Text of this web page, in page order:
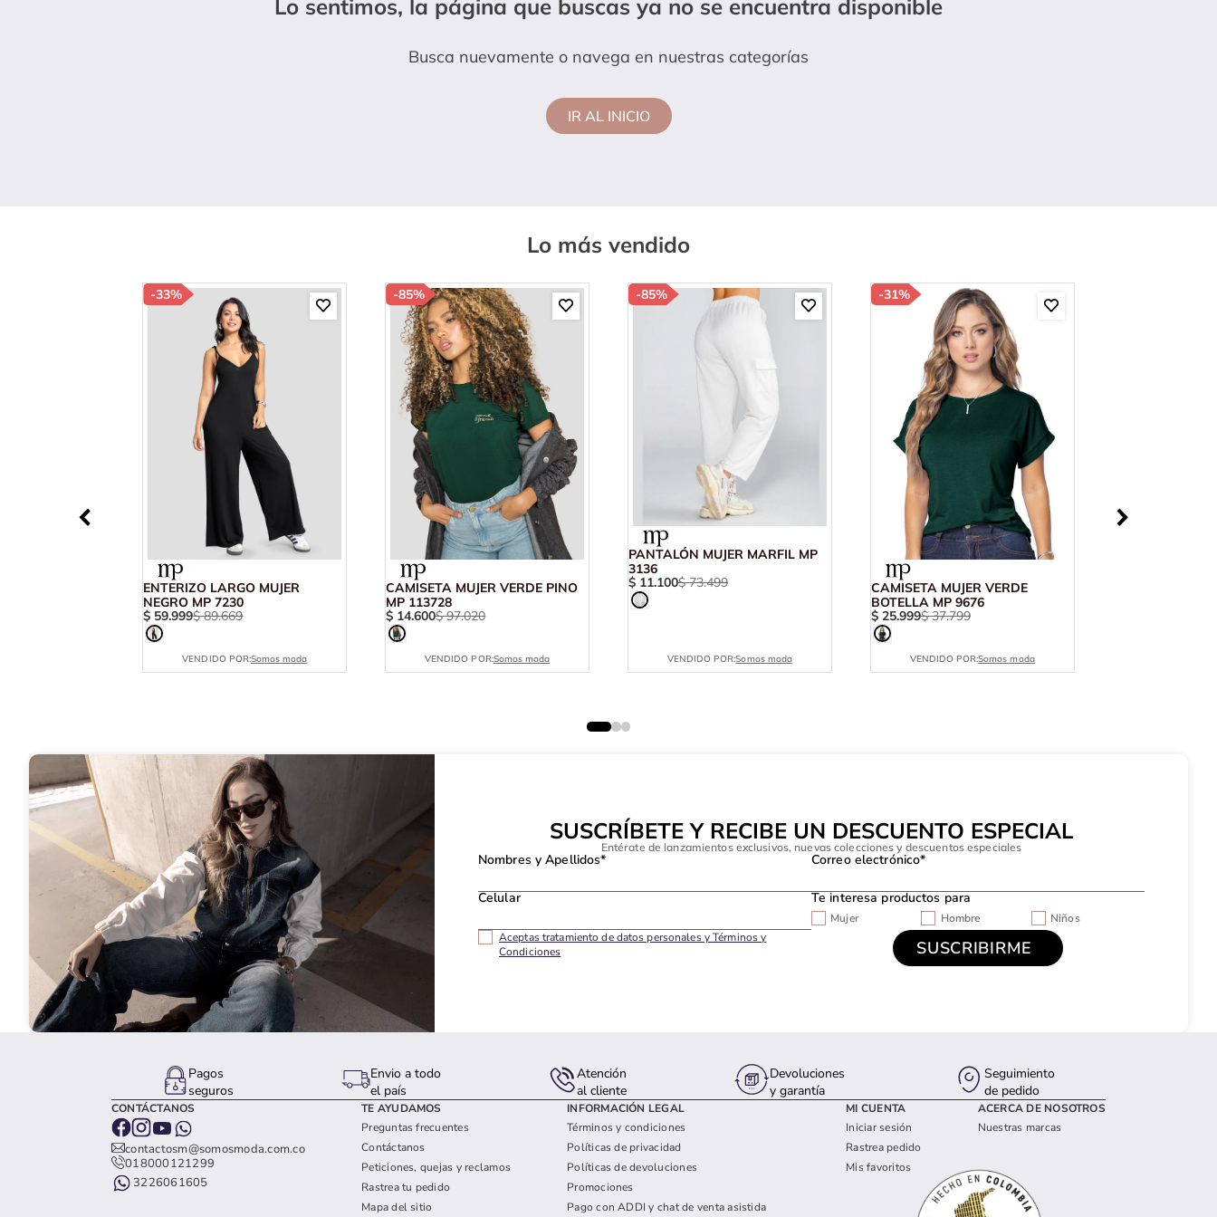
Lo sentimos, la página que buscas ya no se encuentra disponible
Busca nuevamente o navega en nuestras categorías
IR AL INICIO
Lo más vendido
-33%
ENTERIZO LARGO MUJER
NEGRO MP 7230
$ 59.999$ 89.669
VENDIDO POR:Somos moda
-85%
CAMISETA MUJER VERDE PINO
MP 113728
$ 14.600$ 97.020
VENDIDO POR:Somos moda
-85%
PANTALÓN MUJER MARFIL MP
3136
$ 11.100$ 73.499
VENDIDO POR:Somos moda
-31%
CAMISETA MUJER VERDE
BOTELLA MP 9676
$ 25.999$ 37.799
VENDIDO POR:Somos moda
SUSCRÍBETE Y RECIBE UN DESCUENTO ESPECIAL
Entérate de lanzamientos exclusivos, nuevas colecciones y descuentos especiales
Nombres y Apellidos* Correo electrónico*
Celular Te interesa productos para
Mujer Hombre
Niños
Aceptas tratamiento de datos personales y Términos y
Condiciones
Pagos
seguros
Envio a todo
el país
Atención
al cliente
Devoluciones
y garantía
Seguimiento
de pedido
CONTÁCTANOS
contactosm@somosmoda.com.co
018000121299
3226061605
TE AYUDAMOS
Preguntas frecuentes
Contáctanos
Peticiones, quejas y reclamos
Rastrea tu pedido
Mapa del sitio
INFORMACIÓN LEGAL
Términos y condiciones
Políticas de privacidad
Políticas de devoluciones
Promociones
Pago con ADDI y chat de venta asistida
MI CUENTA
Iniciar sesión
Rastrea pedido
Mis favoritos
ACERCA DE NOSOTROS
Nuestras marcas
10. blanco